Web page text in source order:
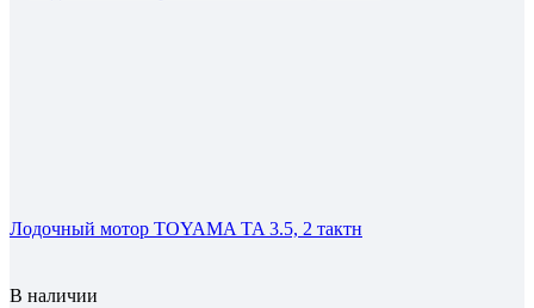
Лодочный мотор TOYAMA TA 3.5, 2 тактн
В наличии